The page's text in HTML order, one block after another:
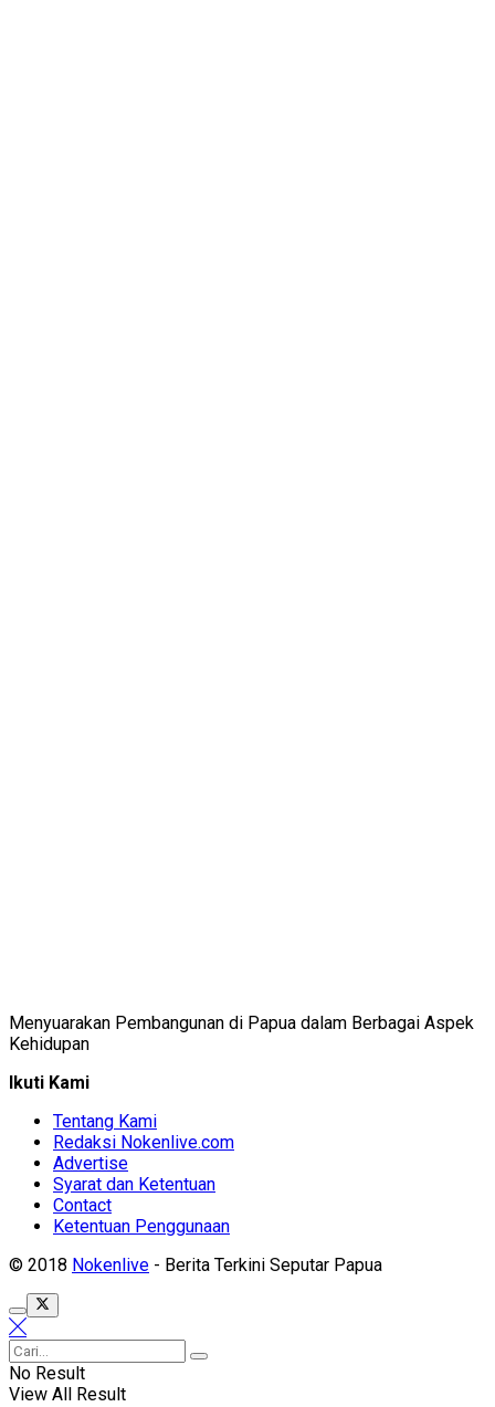
Menyuarakan Pembangunan di Papua dalam Berbagai Aspek
Kehidupan
Ikuti Kami
Tentang Kami
Redaksi Nokenlive.com
Advertise
Syarat dan Ketentuan
Contact
Ketentuan Penggunaan
© 2018 Nokenlive - Berita Terkini Seputar Papua
No Result
View All Result